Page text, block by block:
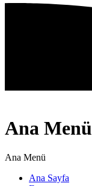
Ana Menü
Ana Menü
Ana Sayfa